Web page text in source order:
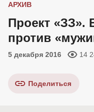
АРХИВ
Проект
против
5 декабря 2016 14
Поделиться